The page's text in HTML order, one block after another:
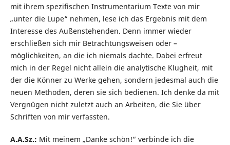
mit ihrem spezifischen Instrumentarium Texte von mir
„unter die Lupe“ nehmen, lese ich das Ergebnis mit dem
Interesse des Außenstehenden. Denn immer wieder
erschließen sich mir Betrachtungsweisen oder –
möglichkeiten, an die ich niemals dachte. Dabei erfreut
mich in der Regel nicht allein die analytische Klugheit, mit
der die Könner zu Werke gehen, sondern jedesmal auch die
neuen Methoden, deren sie sich bedienen. Ich denke da mit
Vergnügen nicht zuletzt auch an Arbeiten, die Sie über
Schriften von mir verfassten.
A.A.Sz.: Mit meinem „Danke schön!“ verbinde ich die